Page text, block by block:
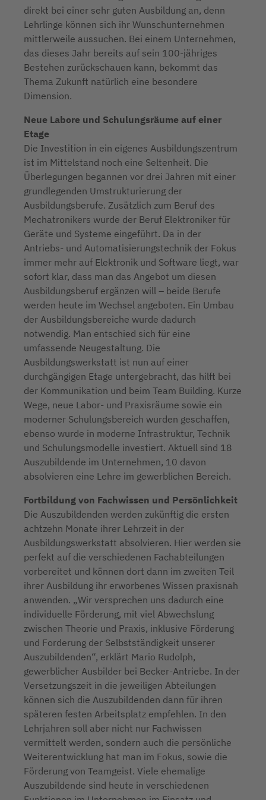
direkt bei einer sehr guten Ausbildung an, denn
Lehrlinge können sich ihr Wunschunternehmen
mittlerweile aussuchen. Bei einem Unternehmen,
das dieses Jahr bereits auf sein 100-jähriges
Bestehen zurückschauen kann, bekommt das
Thema Zukunft natürlich eine besondere
Dimension.
Neue Labore und Schulungsräume auf einer
Etage
Die Investition in ein eigenes Ausbildungszentrum
ist im Mittelstand noch eine Seltenheit. Die
Überlegungen begannen vor drei Jahren mit einer
grundlegenden Umstrukturierung der
Ausbildungsberufe. Zusätzlich zum Beruf des
Mechatronikers wurde der Beruf Elektroniker für
Geräte und Systeme eingeführt. Da in der
Antriebs- und Automatisierungstechnik der Fokus
immer mehr auf Elektronik und Software liegt, war
sofort klar, dass man das Angebot um diesen
Ausbildungsberuf ergänzen will – beide Berufe
werden heute im Wechsel angeboten. Ein Umbau
der Ausbildungsbereiche wurde dadurch
notwendig. Man entschied sich für eine
umfassende Neugestaltung. Die
Ausbildungswerkstatt ist nun auf einer
durchgängigen Etage untergebracht, das hilft bei
der Kommunikation und beim Team Building. Kurze
Wege, neue Labor- und Praxisräume sowie ein
moderner Schulungsbereich wurden geschaffen,
ebenso wurde in moderne Infrastruktur, Technik
und Schulungsmodelle investiert. Aktuell sind 18
Auszubildende im Unternehmen, 10 davon
absolvieren eine Lehre im gewerblichen Bereich.
Fortbildung von Fachwissen und Persönlichkeit
Die Auszubildenden werden zukünftig die ersten
achtzehn Monate ihrer Lehrzeit in der
Ausbildungswerkstatt absolvieren. Hier werden sie
perfekt auf die verschiedenen Fachabteilungen
vorbereitet und können dort dann im zweiten Teil
ihrer Ausbildung ihr erworbenes Wissen praxisnah
anwenden. „Wir versprechen uns dadurch eine
individuelle Förderung, mit viel Abwechslung
zwischen Theorie und Praxis, inklusive Förderung
und Forderung der Selbstständigkeit unserer
Auszubildenden“, erklärt Mario Rudolph,
gewerblicher Ausbilder bei Becker-Antriebe. In der
Versetzungszeit in die jeweiligen Abteilungen
können sich die Auszubildenden dann für ihren
späteren festen Arbeitsplatz empfehlen. In den
Lehrjahren soll aber nicht nur Fachwissen
vermittelt werden, sondern auch die persönliche
Weiterentwicklung hat man im Fokus, sowie die
Förderung von Teamgeist. Viele ehemalige
Auszubildende sind heute in verschiedenen